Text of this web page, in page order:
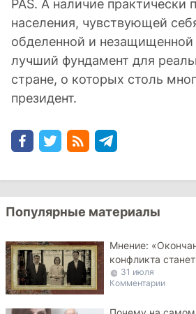
PAS. А наличие практически
населения, чувствующей
обделенной и
лучший фундамент для
стране, о которых столь
президент.
Популярные материалы
Мнение:
конфликта
PAS»31 июля
Комментарии